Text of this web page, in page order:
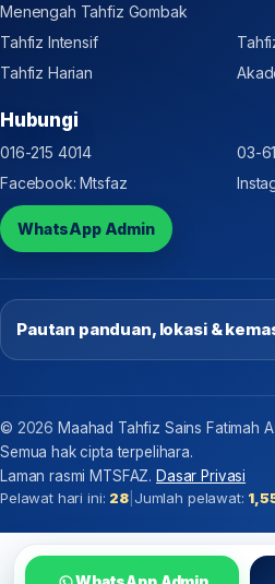
Menengah Tahfiz Gombak
Tahfiz Intensif
Tahfiz Harian
Hubungi
016-215 4014
03-
Facebook: Mtsfaz
WhatsApp Admin
Pautan panduan, lokasi &
© 2026 Maahad Tahfiz Sains Fatimah
Semua hak cipta terpelihara.
Laman rasmi MTSFAZ. Dasar Privasi
Pelawat hari ini: 28 Jumlah pelawat: